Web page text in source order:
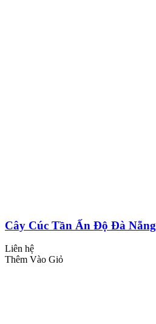
Cây Cúc Tần Ấn Độ Đà Nẵng
Liên hệ
Thêm Vào Giỏ